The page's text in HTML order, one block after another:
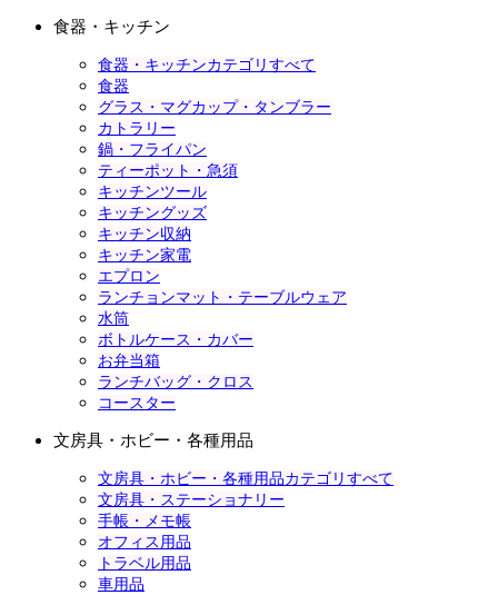
食器・キッチン
食器・キッチンカテゴリすべて
食器
グラス・マグカップ・タンブラー
カトラリー
鍋・フライパン
ティーポット・急須
キッチンツール
キッチングッズ
キッチン収納
キッチン家電
エプロン
ランチョンマット・テーブルウェア
水筒
ボトルケース・カバー
お弁当箱
ランチバッグ・クロス
コースター
文房具・ホビー・各種用品
文房具・ホビー・各種用品カテゴリすべて
文房具・ステーショナリー
手帳・メモ帳
オフィス用品
トラベル用品
車用品